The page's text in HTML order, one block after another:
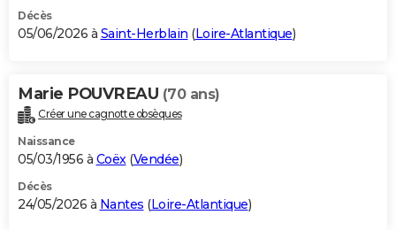
Décès
05/06/2026 à Saint-Herblain (Loire-Atlantique)
Marie POUVREAU (70 ans)
Créer une cagnotte obsèques
Naissance
05/03/1956 à Coëx(Vendée)
Décès
24/05/2026 à Nantes (Loire-Atlantique)